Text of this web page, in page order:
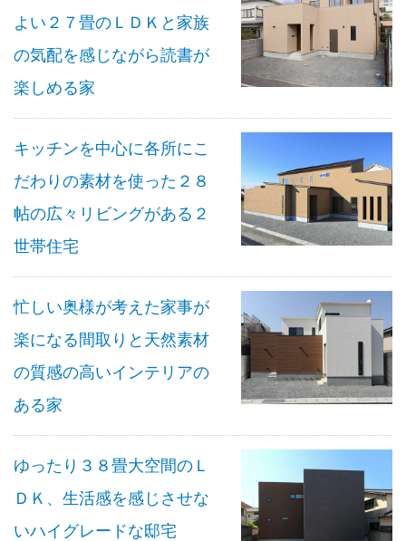
よい２７畳のＬＤＫと家族
の気配を感じながら読書が
楽しめる家
キッチンを中心に各所にこ
だわりの素材を使った２８
帖の広々リビングがある２
世帯住宅
忙しい奥様が考えた家事が
楽になる間取りと天然素材
の質感の高いインテリアの
ある家
ゆったり３８畳大空間のＬ
ＤＫ、生活感を感じさせな
いハイグレードな邸宅